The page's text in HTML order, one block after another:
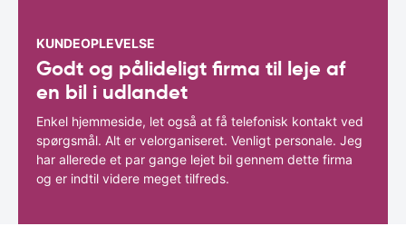
KUNDEOPLEVELSE
Godt og pålideligt firma til leje af
en bil i udlandet
Enkel hjemmeside, let også at få telefonisk kontakt ved
spørgsmål. Alt er velorganiseret. Venligt personale. Jeg
har allerede et par gange lejet bil gennem dette firma
og er indtil videre meget tilfreds.